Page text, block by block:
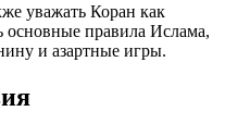
уважать Коран как
основные правила Ислама,
и азартные игры.